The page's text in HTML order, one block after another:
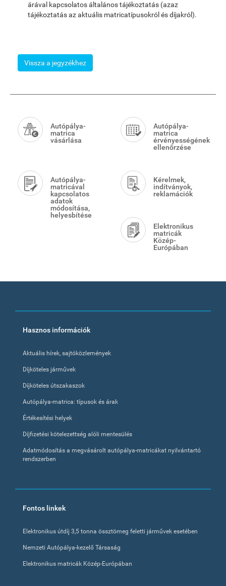
árával kapcsolatos általános tájékoztatás (azaz
tájékoztatás az aktuális matricatípusokról és díjakról).
Vissza a jegyzékhez
Menu
Autópálya-
matrica
vásárlása
Autópálya-
matrica
érvényességének
ellenőrzése
Autópálya-
matricával
kapcsolatos
adatok
módosítása,
helyesbítése
Kérelmek,
indítványok,
reklamációk
Elektronikus
matricák
Közép-
Európában
Footer
Hasznos információk
Aktuális hírek, sajtóközlemények
Díjköteles járművek
Díjköteles útszakaszok
Autópálya-matrica: típusok és árak
Értékesítési helyek
Díjfizetési kötelezettség alóli mentesülés
Adatmódosítás a megvásárolt autópálya-matricákat nyilvántartó
rendszerben
Fontos linkek
Elektronikus útdíj 3,5 tonna össztömeg feletti járművek esetében
Nemzeti Autópálya-kezelő Társaság
Elektronikus matricák Közép-Európában